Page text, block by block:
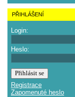
PŘIHLÁŠENÍ
Login:
Heslo:
Registrace
Zapomenuté heslo